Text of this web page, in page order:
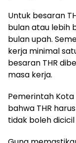
Untuk besaran
bulan atau lebih
bulan upah.
kerja minimal
besaran THR
masa kerja.
Pemerintah
bahwa THR
tidak boleh